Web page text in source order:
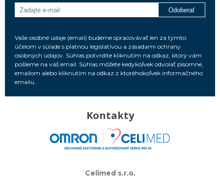
Odoberať
Vaše osobné údaje (email) budeme spracovávať len za týmto
účelom v súlade s platnou legislatívou a zásadami ochrany
osobných údajov. Súhlas potvrdíte kliknutím na odkaz, ktorý vám
pošleme na váš email. Súhlas môžete kedykoľvek odvolať písomne,
emailom alebo kliknutím na odkaz z ktoréhokoľvek informačného
emailu.
Kontakty
Celimed s.r.o.